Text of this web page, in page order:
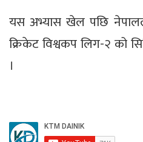
यस अभ्यास खेल पछि
क्रिकेट विश्वकप लिग-२ को
।